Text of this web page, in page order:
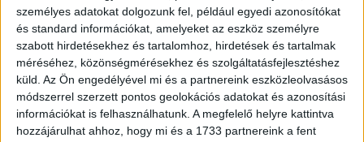
személyes adatokat dolgozunk fel, például egyedi azonosítókat
és standard információkat, amelyeket az eszköz személyre
szabott hirdetésekhez és tartalomhoz, hirdetések és tartalmak
méréséhez, közönségmérésekhez és szolgáltatásfejlesztéshez
küld. Az Ön engedélyével mi és a partnereink eszközleolvasásos
módszerrel szerzett pontos geolokációs adatokat és azonosítási
információkat is felhasználhatunk. A megfelelő helyre kattintva
hozzájárulhat ahhoz, hogy mi és a 1733 partnereink a fent
összesen 25 ezer forintos bírságot rótt ki a
kiskunfélegyházi 91,1 Rádió 1 Sirius szolgáltatójára, és
figyelmeztette a fővárosi Manna FM-et: mindketten
kevesebb közszolgálati, előbbi ezen kívül kevesebb
szöveges tartalmat és a helyi közélettel foglalkozó, a
helyi mindennapi életet segítő műsort tett közzé. A
Miskolc Televízió szolgáltatóját azért figyelmeztette a